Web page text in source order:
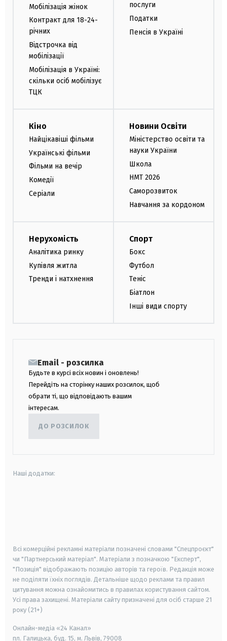
Мобілізація жінок
Контракт для 18-24-
річних
Відстрочка від
мобілізації
Мобілізація в Україні:
скільки осіб мобілізує
ТЦК
послуги
Податки
Пенсія в Україні
Кіно
Найцікавіші фільми
Українські фільми
Фільми на вечір
Комедії
Серіали
Новини Освіти
Міністерство освіти та
науки України
Школа
НМТ 2026
Саморозвиток
Навчання за кордоном
Нерухомість
Аналітика ринку
Купівля житла
Тренди і натхнення
Спорт
Бокс
Футбол
Теніс
Біатлон
Інші види спорту
Email - розсилка
Будьте в курсі всіх новин і оновлень!
Перейдіть на сторінку наших розсилок, щоб
обрати ті, що відповідають вашим
інтересам.
ДО РОЗСИЛОК
Наші додатки:
Всі комерційні рекламні матеріали позначені словами "Спецпроєкт"
чи "Партнерський матеріал". Матеріали з позначкою "Експерт",
"Позиція" відображають позицію авторів та героїв. Редакція може
не поділяти їхніх поглядів. Детальніше щодо реклами та правил
цитування можна ознайомитись в правилах користування сайтом.
Усі права захищені. Матеріали сайту призначені для осіб старше 21
року (21+)
Онлайн-медіа «24 Канал»
пл. Галицька, буд. 15, м. Львів, 79008